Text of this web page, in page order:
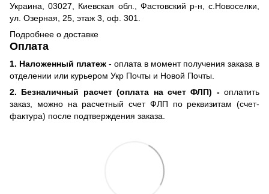
Украина, 03027, Киевская обл., Фастовский р-н, с.Новоселки,
ул. Озерная, 25, этаж 3, оф. 301.
Подробнее о доставке
Оплата
1. Наложенный платеж - оплата в момент получения заказа в
отделении или курьером Укр Почты и Новой Почты.
2. Безналичный расчет (оплата на счет ФЛП) -оплатить
заказ, можно на расчетный счет ФЛП по реквизитам (счет-
фактура) после подтверждения заказа.